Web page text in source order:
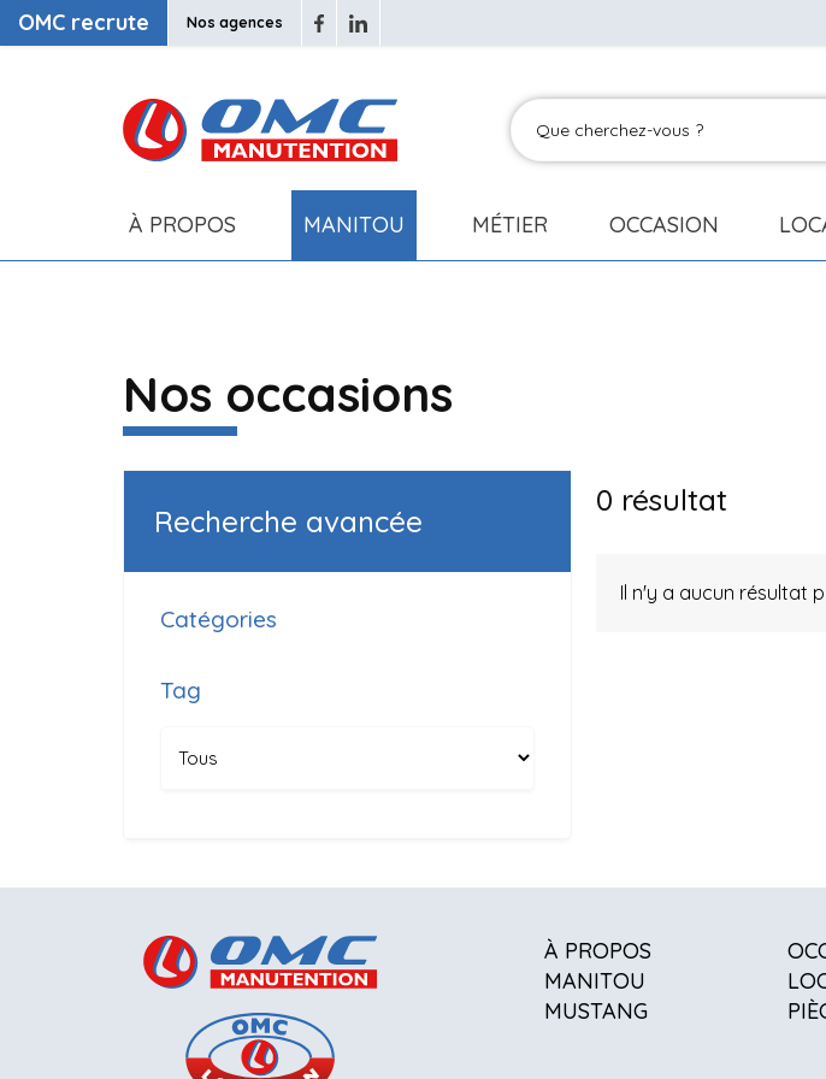
OMC recrute Nos agences
À PROPOS MANITOU MÉTIER OCCASION
Nos occasions
Recherche avancée
Catégories
Tag
0 résultat
Il n'y a aucun résultat
À PROPOS
MANITOU
MUSTANG